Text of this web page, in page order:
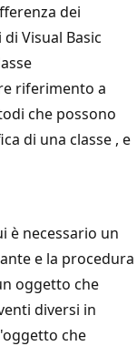
dei
Visual Basic
riferimento a
che possono
di una classe , e
è necessario un
e la procedura
oggetto che
diversi in
che